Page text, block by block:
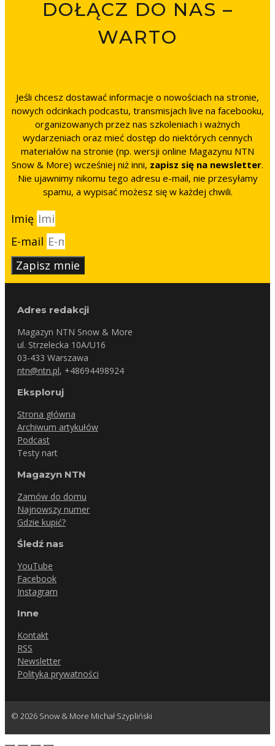
DOŁĄCZ DO NAS –
WARTO
Jeśli chcesz dostawać informacje o nowościach na stronie,
nowych odcinkach podcastu, transmisjach live na facebooku,
organizowanych przez nas szkoleniach i ważnych
wydarzeniach oraz mieć dostęp do niektórych cennych
materiałów na stronie (np. wersji online Magazynu NTN
Snow & More) wcześniej niż inni, zapisz się na newsletter.
Nie ujawnimy nikomu tego adresu e-mail, nie przesyłamy
spamu, a wypisać możesz się w każdej chwili.
Imię
E-mail
Zapisz mnie
Adres redakcji
Magazyn NTN Snow & More
ul. Strzelecka 10A/U16
03-433 Warszawa
ntn@ntn.pl, +48694498924
Eksploruj
Strona główna
Archiwum artykułów
Podcast
Testy nart
Magazyn NTN
Zamów do domu
Najnowszy numer
Gdzie kupić?
Śledź nas
YouTube
Facebook
Instagram
Inne
Kontakt
RSS
Newsletter
Polityka prywatności
© 2026 Snow & More Michał Szypliński